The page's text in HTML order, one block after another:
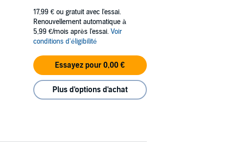
17,99 € ou gratuit avec l'essai.
Renouvellement automatique à
5,99 €/mois après l'essai. Voir
conditions d'éligibilité
Essayez pour 0,00 €
Plus d'options d'achat